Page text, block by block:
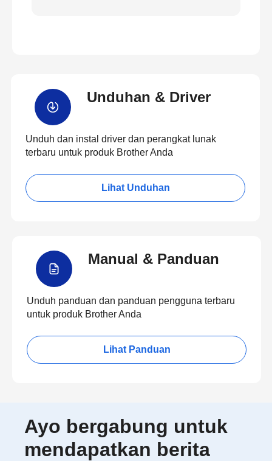
Unduhan & Driver
Unduh dan instal driver dan perangkat lunak
terbaru untuk produk Brother Anda
Lihat Unduhan
Manual & Panduan
Unduh panduan dan panduan pengguna terbaru
untuk produk Brother Anda
Lihat Panduan
Ayo bergabung untuk
mendapatkan berita